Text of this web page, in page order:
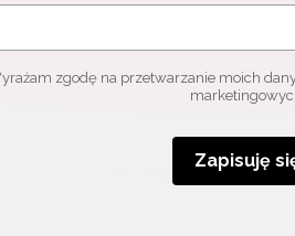
zgodę na przetwarzanie moich
Zapisuję